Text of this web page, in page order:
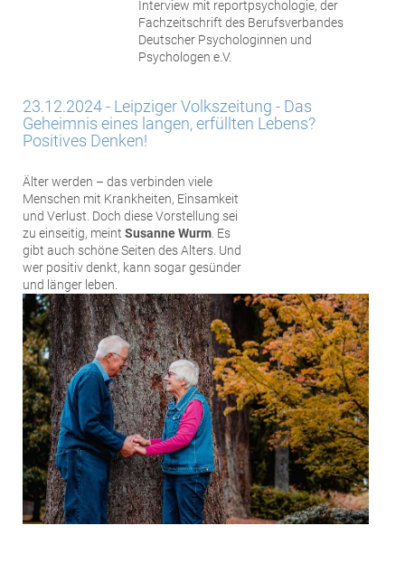
Interview mit reportpsychologie, der
Fachzeitschrift des Berufsverbandes
Deutscher Psychologinnen und
Psychologen e.V.
23.12.2024 - Leipziger Volkszeitung - Das
Geheimnis eines langen, erfüllten Lebens?
Positives Denken!
Älter werden – das verbinden viele
Menschen mit Krankheiten, Einsamkeit
und Verlust. Doch diese Vorstellung sei
zu einseitig, meint Susanne Wurm . Es
gibt auch schöne Seiten des Alters. Und
wer positiv denkt, kann sogar gesünder
und länger leben.